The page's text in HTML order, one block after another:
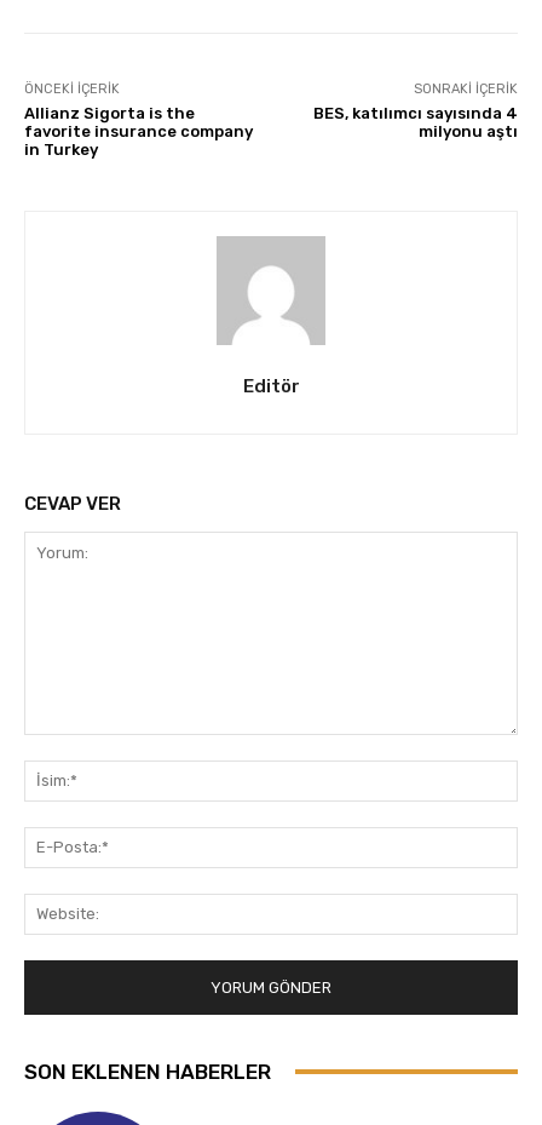
ÖNCEKI İÇERIK
Allianz Sigorta is the
favorite insurance company
in Turkey
SONRAKI İÇERIK
BES, katılımcı sayısında 4
milyonu aştı
Editör
CEVAP VER
SON EKLENEN HABERLER